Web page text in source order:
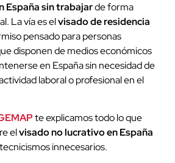
España sin trabajarde forma
La vía es elvisado de residencia
pensado para personas
disponen de medios económicos
en España sin necesidad de
laboral o profesional en el
te explicamos todo lo que
elvisado no lucrativo en España
innecesarios.